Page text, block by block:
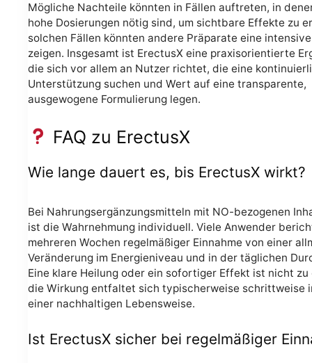
Mögliche Nachteile könnten in Fällen auftreten, in
hohe Dosierungen nötig sind, um sichtbare Effekte zu
solchen Fällen könnten andere Präparate eine
zeigen. Insgesamt ist ErectusX eine praxisorientierte
die sich vor allem an Nutzer richtet, die eine
Unterstützung suchen und Wert auf eine transparente,
ausgewogene Formulierung legen.
FAQ zu ErectusX
Wie lange dauert es, bis ErectusX wirkt?
Bei Nahrungsergänzungsmitteln mit NO-bezogenen
ist die Wahrnehmung individuell. Viele Anwender
mehreren Wochen regelmäßiger Einnahme von einer
Veränderung im Energieniveau und in der täglichen
Eine klare Heilung oder ein sofortiger Effekt ist nicht
die Wirkung entfaltet sich typischerweise schrittweise
einer nachhaltigen Lebensweise.
Ist ErectusX sicher bei regelmäßiger